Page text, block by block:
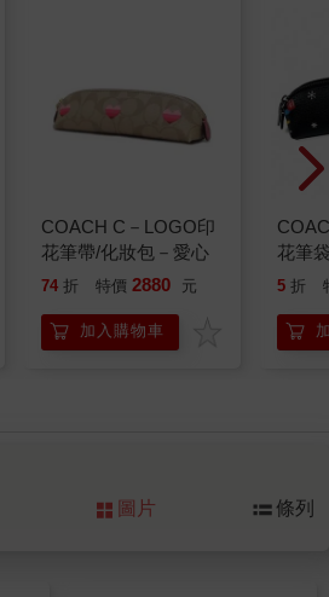
COACH C－LOGO印
花筆帶/化妝包－愛心
74 折 特價 2880 元
加入購物車
花筆
5 折
圖片 條列